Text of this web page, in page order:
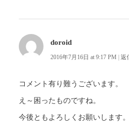
doroid
2016年7月16日 at 9:17 PM 返
コメント有り難うございます。
え～困ったものですね。
今後ともよろしくお願いします。